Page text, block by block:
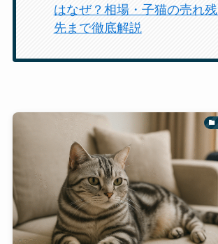
はなぜ？相場・子猫の売れ
先まで徹底解説